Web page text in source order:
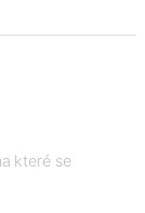
které se